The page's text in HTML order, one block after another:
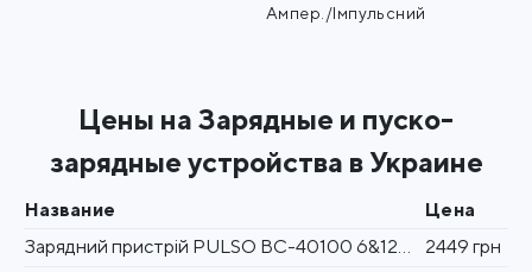
Ампер./Iмпульсний
Цены на Зарядные и пуско-
зарядные устройства в Украине
Название
Цена
Зарядний пристрій PULSO BC-40100 6&12V/10A/12-200AHR/стрілковий індикатор.
2449 грн